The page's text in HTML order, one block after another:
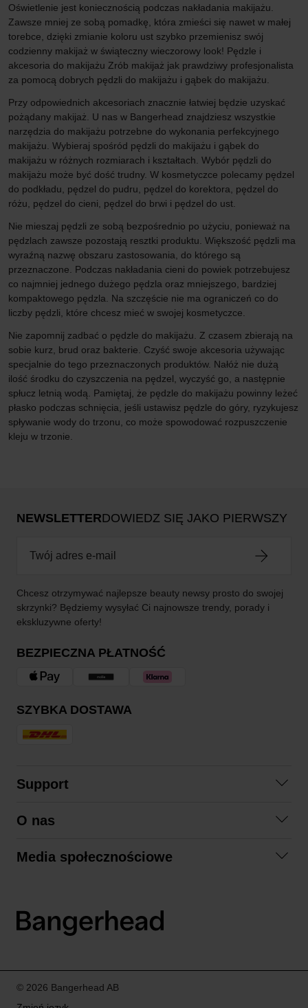
Oświetlenie jest koniecznością podczas nakładania makijażu.
Zawsze mniej ze sobą pomadkę, która zmieści się nawet w małej
torebce, dzięki zmianie koloru ust szybko przemienisz swój
codzienny makijaż w świąteczny wieczorowy look! Pędzle i
akcesoria do makijażu Zrób makijaż jak prawdziwy profesjonalista
za pomocą dobrych pędzli do makijażu i gąbek do makijażu.
Przy odpowiednich akcesoriach znacznie łatwiej będzie uzyskać
pożądany makijaż. U nas w Bangerhead znajdziesz wszystkie
narzędzia do makijażu potrzebne do wykonania perfekcyjnego
makijażu. Wybieraj spośród pędzli do makijażu i gąbek do
makijażu w różnych rozmiarach i kształtach. Wybór pędzli do
makijażu może być dość trudny. W kosmetyczce polecamy pędzel
do podkładu, pędzel do pudru, pędzel do korektora, pędzel do
różu, pędzel do cieni, pędzel do brwi i pędzel do ust.
Nie mieszaj pędzli ze sobą bezpośrednio po użyciu, ponieważ na
pędzlach zawsze pozostają resztki produktu. Większość pędzli ma
wyraźną nazwę obszaru zastosowania, do którego są
przeznaczone. Podczas nakładania cieni do powiek potrzebujesz
co najmniej jednego dużego pędzla oraz mniejszego, bardziej
kompaktowego pędzla. Na szczęście nie ma ograniczeń co do
liczby pędzli, które chcesz mieć w swojej kosmetyczce.
Nie zapomnij zadbać o pędzle do makijażu. Z czasem zbierają na
sobie kurz, brud oraz bakterie. Czyść swoje akcesoria używając
specjalnie do tego przeznaczonych produktów. Nałóż nie dużą
ilość środku do czyszczenia na pędzel, wyczyść go, a następnie
spłucz letnią wodą. Pamiętaj, że pędzle do makijażu powinny leżeć
płasko podczas schnięcia, jeśli ustawisz pędzle do góry, ryzykujesz
spływanie wody do trzonu, co może spowodować rozpuszczenie
kleju w trzonie.
NEWSLETTERDOWIEDZ SIĘ JAKO PIERWSZY
Chcesz otrzymywać najlepsze beauty newsy prosto do swojej
skrzynki? Będziemy wysyłać Ci najnowsze trendy, porady i
ekskluzywne oferty!
BEZPIECZNA PŁATNOŚĆ
SZYBKA DOSTAWA
Support
Regulamin zakupów
O nas
Zrównoważony rozwój
Media społecznościowe
LinkedIn
© 2026 Bangerhead AB